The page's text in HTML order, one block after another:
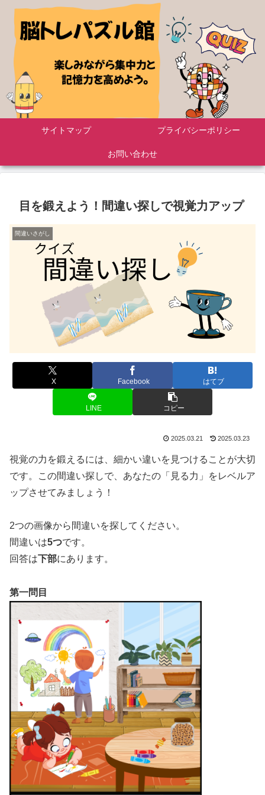
サイトマップ プライバシーポリシー
お問い合わせ
目を鍛えよう！間違い探しで視覚力アップ
間違いさがし
X Facebook はてブ
LINE コピー
2025.03.21 2025.03.23
視覚の力を鍛えるには、細かい違いを見つけることが大切
です。この間違い探しで、あなたの「見る力」をレベルア
ップさせてみましょう！
2つの画像から間違いを探してください。
間違いは5つです。
回答は 下部にあります。
第一問目